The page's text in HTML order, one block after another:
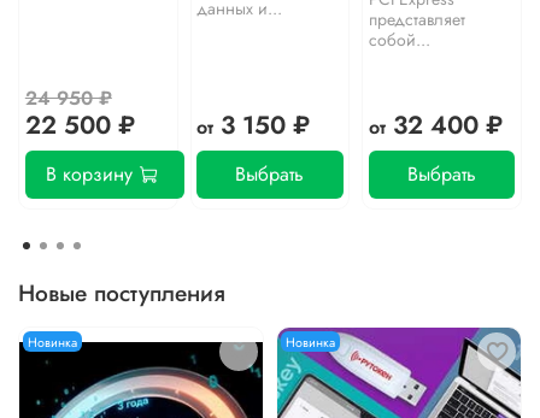
24 950 ₽
22 500 ₽
В корзину
данных и...
от 3 150 ₽
Выбрать
представляет
собой...
от 32 400 ₽
Выбрать
Новые поступления
Новинка Новинка